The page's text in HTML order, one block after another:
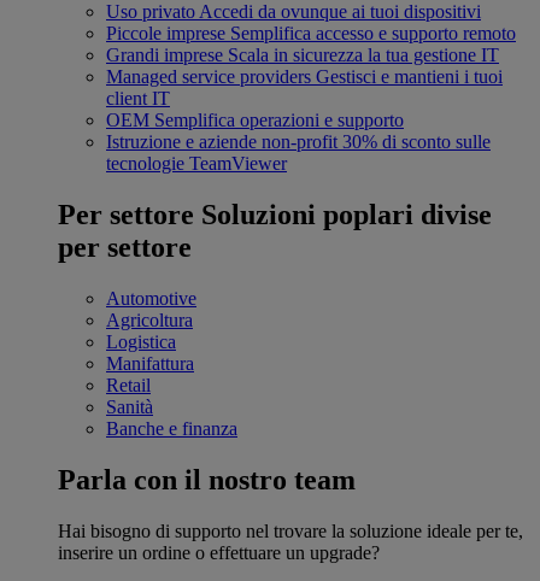
Uso privato Accedi da ovunque ai tuoi dispositivi
Piccole imprese Semplifica accesso e supporto remoto
Grandi imprese Scala in sicurezza la tua gestione IT
Managed service providers Gestisci e mantieni i tuoi
client IT
OEM Semplifica operazioni e supporto
Istruzione e aziende non-profit 30% di sconto sulle
tecnologie TeamViewer
Per settore Soluzioni poplari divise
per settore
Automotive
Agricoltura
Logistica
Manifattura
Retail
Sanità
Banche e finanza
Parla con il nostro team
Hai bisogno di supporto nel trovare la soluzione ideale per te,
inserire un ordine o effettuare un upgrade?